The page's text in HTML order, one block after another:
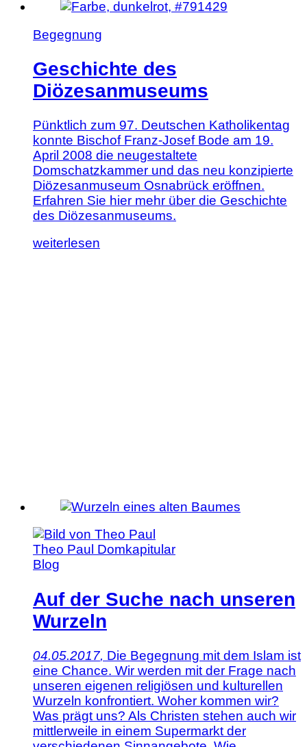
Begegnung
Geschichte des
Diözesanmuseums
Pünktlich zum 97. Deutschen Katholikentag
konnte Bischof Franz-Josef Bode am 19.
April 2008 die neugestaltete
Domschatzkammer und das neu konzipierte
Diözesanmuseum Osnabrück eröffnen.
Erfahren Sie hier mehr über die Geschichte
des Diözesanmuseums.
Lesen
weiterlesen
Theo Paul Domkapitular
Blog
Auf der Suche nach unseren
Wurzeln
04.05.2017, Die Begegnung mit dem Islam ist
eine Chance. Wir werden mit der Frage nach
unseren eigenen religiösen und kulturellen
Wurzeln konfrontiert. Woher kommen wir?
Was prägt uns? Als Christen stehen auch wir
mittlerweile in einem Supermarkt der